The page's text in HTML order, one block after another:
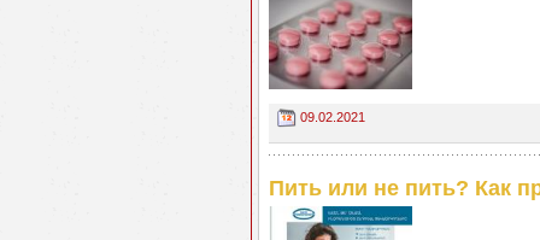
09.02.2021
Пить или не пить? Как